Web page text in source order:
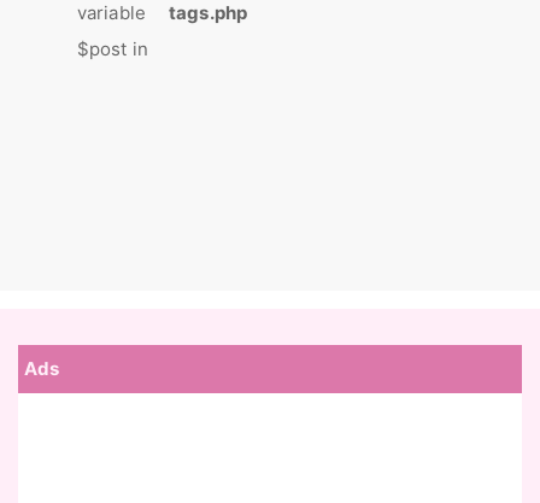
variable
$post in
tags.php
Ads